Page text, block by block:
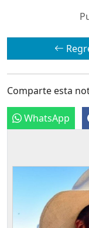
Comparte esta
WhatsApp